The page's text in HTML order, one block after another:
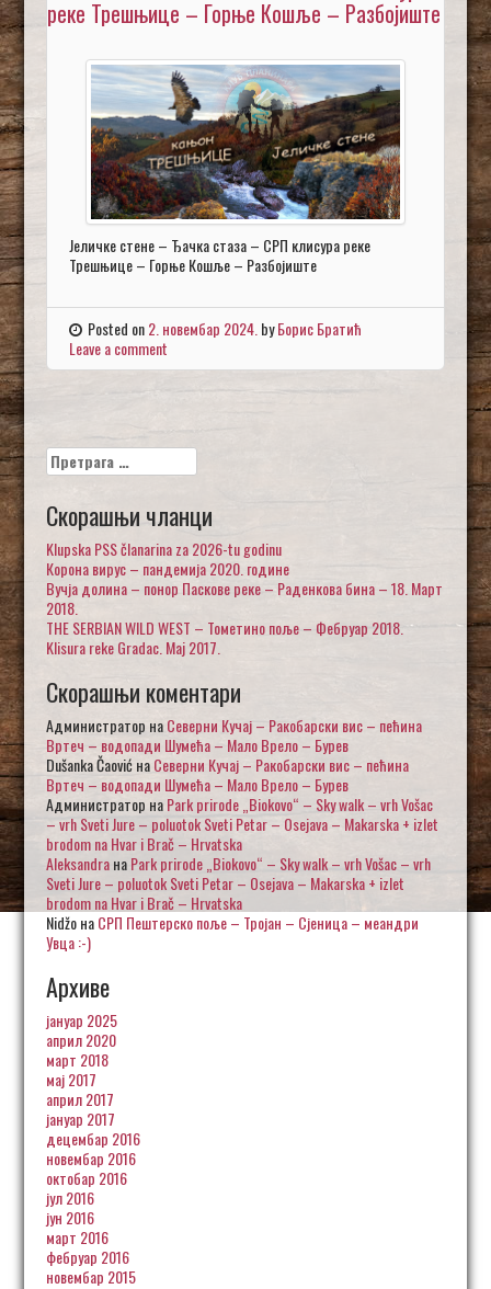
реке Трешњице – Горње Кошље – Разбојиште
Јеличке стене – Ђачка стаза – СРП клисура реке
Трешњице – Горње Кошље – Разбојиште
Posted on2. новембар 2024. byБорис Братић
Leave a comment
Претрага
за:
Скорашњи чланци
Klupska PSS članarina za 2026-tu godinu
Корона вирус – пандемија 2020. године
Вучја долина – понор Паскове реке – Раденкова бина – 18. Март
2018.
THE SERBIAN WILD WEST – Тометино поље – Фебруар 2018.
Klisura reke Gradac. Maj 2017.
Скорашњи коментари
Администратор наСеверни Кучај – Ракобарски вис – пећина
Вртеч – водопади Шумећа – Мало Врело – Бурев
Dušanka ČaovićнаСеверни Кучај – Ракобарски вис – пећина
Вртеч – водопади Шумећа – Мало Врело – Бурев
Администратор наPark prirode „Biokovo“ – Sky walk – vrh Vošac
– vrh Sveti Jure – poluotok Sveti Petar – Osejava – Makarska + izlet
brodom na Hvar i Brač – Hrvatska
AleksandraнаPark prirode „Biokovo“ – Sky walk – vrh Vošac – vrh
Sveti Jure – poluotok Sveti Petar – Osejava – Makarska + izlet
brodom na Hvar i Brač – Hrvatska
NidžoнаСРП Пештерско поље – Тројан – Сјеница – меандри
Увца :-)
Архиве
јануар 2025
април 2020
март 2018
мај 2017
април 2017
јануар 2017
децембар 2016
новембар 2016
октобар 2016
јул 2016
јун 2016
март 2016
фебруар 2016
новембар 2015